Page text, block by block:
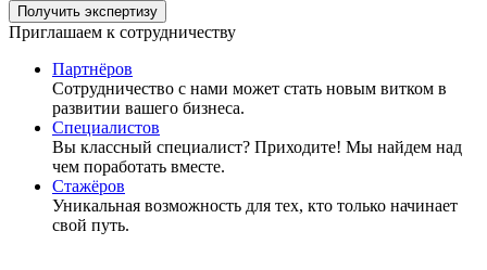
Приглашаем к сотрудничеству
Партнёров
Сотрудничество c нами может стать новым витком в
развитии вашего бизнеса.
Специалистов
Вы классный специалист? Приходите! Мы найдем над
чем поработать вместе.
Стажёров
Уникальная возможность для тех, кто только начинает
свой путь.